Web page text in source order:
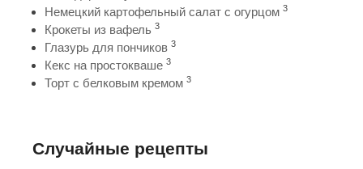
Немецкий картофельный салат с огурцом 3
Крокеты из вафель 3
Глазурь для пончиков 3
Кекс на простокваше 3
Торт с белковым кремом 3
Случайные рецепты